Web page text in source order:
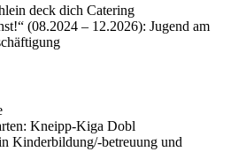
deck dich Catering
(08.2024 – 12.2026): Jugend am
Kneipp-Kiga Dobl
Kinderbildung/-betreuung und